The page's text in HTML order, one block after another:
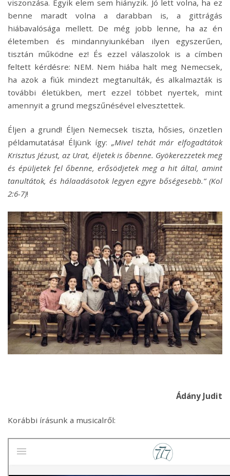
viszonzása. Egyik elem sem hiányzik. Jó lett volna, ha ez
benne maradt volna a darabban is, a gittrágás
hiábavalósága mellett. De még jobb lenne, ha az én
életemben és mindannyiunkéban ilyen egyszerűen,
tisztán működne ez! És ezzel válaszolok is a címben
feltett kérdésre: NEM. Nem hiába halt meg Nemecsek,
ha azok a fiúk mindezt megtanulták, és alkalmazták is
további életükben, mert ezzel többet nyertek, mint
amennyit a grund megszűnésével elvesztettek.
Éljen a grund! Éljen Nemecsek tiszta, hősies, önzetlen
példamutatása! Éljünk így: „Mivel tehát már elfogadtátok
Krisztus Jézust, az Urat, éljetek is őbenne. Gyökerezzetek meg
és épüljetek fel őbenne, erősödjetek meg a hit által, amint
tanultátok, és hálaadásotok legyen egyre bőségesebb.” (Kol
2:6-7)!
Ádány Judit
Korábbi írásunk a musicalről: